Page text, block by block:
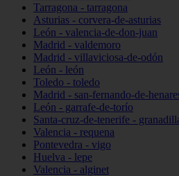
Tarragona - tarragona
Asturias - corvera-de-asturias
León - valencia-de-don-juan
Madrid - valdemoro
Madrid - villaviciosa-de-odón
León - león
Toledo - toledo
Madrid - san-fernando-de-
León - garrafe-de-torío
Santa-cruz-de-tenerife -
Valencia - requena
Pontevedra - vigo
Huelva - lepe
Valencia - alginet